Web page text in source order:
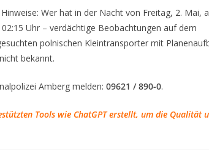
Wer hat in der Nacht von Freitag, 2. Mai,
Uhr – verdächtige Beobachtungen auf dem
polnischen Kleintransporter mit
bekannt.
Amberg melden: 09621 / 890-0.
Tools wie ChatGPT erstellt, um die Qualität